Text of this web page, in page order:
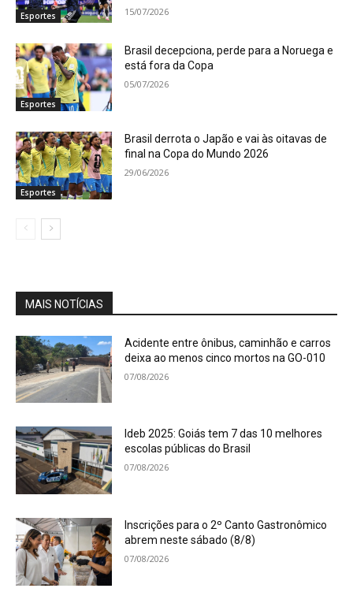
Esportes 15/07/2026
Esportes
Brasil decepciona, perde para a Noruega e
está fora da Copa
05/07/2026
Esportes
Brasil derrota o Japão e vai às oitavas de
final na Copa do Mundo 2026
29/06/2026
MAIS NOTÍCIAS
Acidente entre ônibus, caminhão e carros
deixa ao menos cinco mortos na GO-010
07/08/2026
Ideb 2025: Goiás tem 7 das 10 melhores
escolas públicas do Brasil
07/08/2026
Inscrições para o 2º Canto Gastronômico
abrem neste sábado (8/8)
07/08/2026